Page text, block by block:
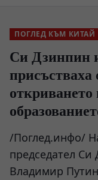
ПОГЛЕД КЪМ КИТАЙ
Си Дзинпин
/Поглед.инфо/
председател
Владимир